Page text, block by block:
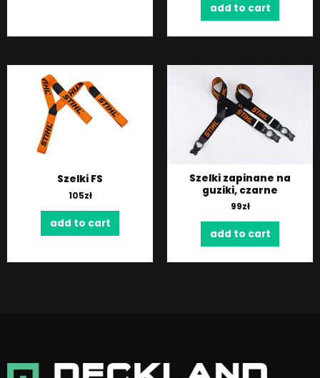
add to cart
Szelki FS
105zł
add to cart
Szelki zapinane na
guziki, czarne
99zł
add to cart